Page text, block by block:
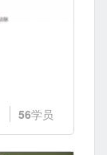
56学员